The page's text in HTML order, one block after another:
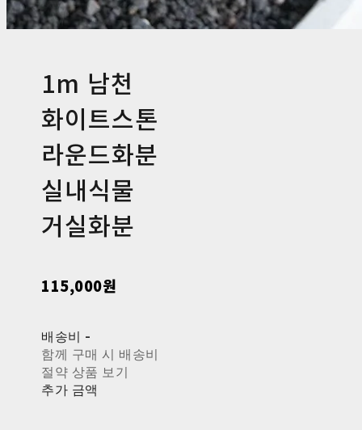
1m 남천
화이트스톤
라운드화분
실내식물
거실화분
115,000원
배송비 -
함께 구매 시 배송비
절약 상품 보기
추가 금액